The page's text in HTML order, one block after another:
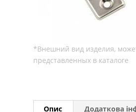
Опис Додаткова